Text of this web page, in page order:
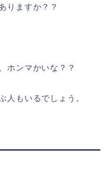
りますか？？
ホンマかいな？？
人もいるでしょう。